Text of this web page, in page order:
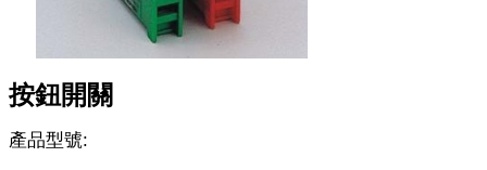
按鈕開關
產品型號: